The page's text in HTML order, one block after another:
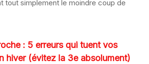
tout simplement le moindre coup de
: 5 erreurs qui tuent vos
hiver (évitez la 3e absolument)